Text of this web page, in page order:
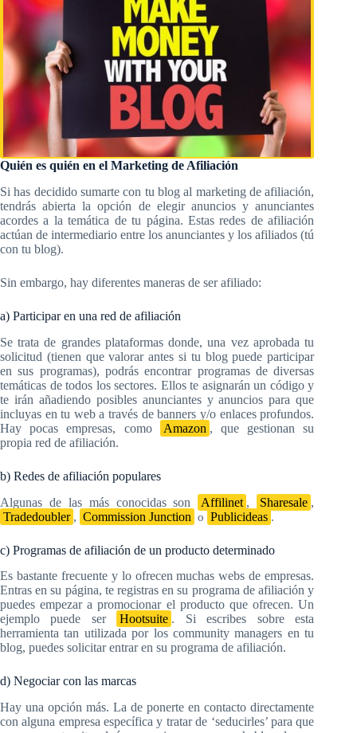
Quién es quién en el Marketing de Afiliación
Si has decidido sumarte con tu blog al marketing de afiliación,
tendrás abierta la opción de elegir anuncios y anunciantes
acordes a la temática de tu página. Estas redes de afiliación
actúan de intermediario entre los anunciantes y los afiliados (tú
con tu blog).
Sin embargo, hay diferentes maneras de ser afiliado:
a) Participar en una red de afiliación
Se trata de grandes plataformas donde, una vez aprobada tu
solicitud (tienen que valorar antes si tu blog puede participar
en sus programas), podrás encontrar programas de diversas
temáticas de todos los sectores. Ellos te asignarán un código y
te irán añadiendo posibles anunciantes y anuncios para que
incluyas en tu web a través de banners y/o enlaces profundos.
Hay pocas empresas, como
Amazon , que gestionan su
propia red de afiliación.
b) Redes de afiliación populares
Algunas de las más conocidas son
Affilinet , Sharesale ,
Tradedoubler , Commission Junction o Publicideas .
c) Programas de afiliación de un producto determinado
Es bastante frecuente y lo ofrecen muchas webs de empresas.
Entras en su página, te registras en su programa de afiliación y
puedes empezar a promocionar el producto que ofrecen. Un
ejemplo puede ser
Hootsuite . Si escribes sobre esta
herramienta tan utilizada por los community managers en tu
blog, puedes solicitar entrar en su programa de afiliación.
d) Negociar con las marcas
Hay una opción más. La de ponerte en contacto directamente
con alguna empresa específica y tratar de ‘seducirles’ para que